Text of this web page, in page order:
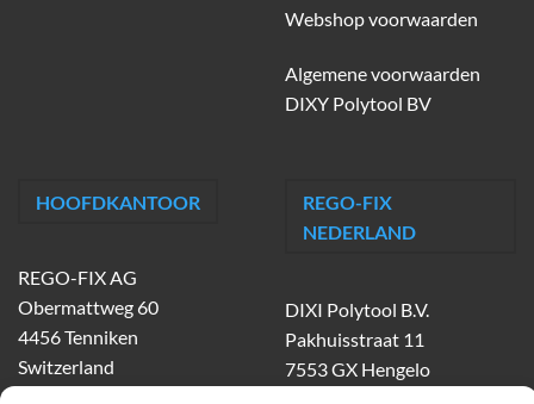
Webshop voorwaarden
Algemene voorwaarden
DIXY Polytool BV
HOOFDKANTOOR
REGO-FIX AG
Obermattweg 60
4456 Tenniken
Switzerland
REGO-FIX
NEDERLAND
DIXI Polytool B.V.
Pakhuisstraat 11
7553 GX Hengelo